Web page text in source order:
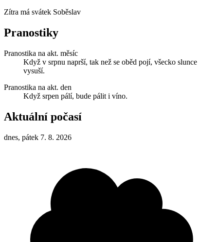
Zítra má svátek Soběslav
Pranostiky
Pranostika na akt. měsíc
Když v srpnu naprší, tak než se oběd pojí, všecko slunce
vysuší.
Pranostika na akt. den
Když srpen pálí, bude pálit i víno.
Aktuální počasí
dnes, pátek 7. 8. 2026